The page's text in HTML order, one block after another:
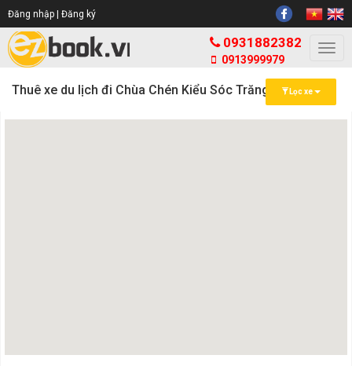
Đăng nhập | Đăng ký
0931882382
0913999979
Thuê xe du lịch đi Chùa Chén Kiểu Sóc Trăng Lọc xe